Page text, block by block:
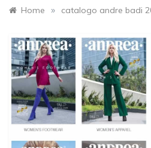
Home » catalogo andre badi